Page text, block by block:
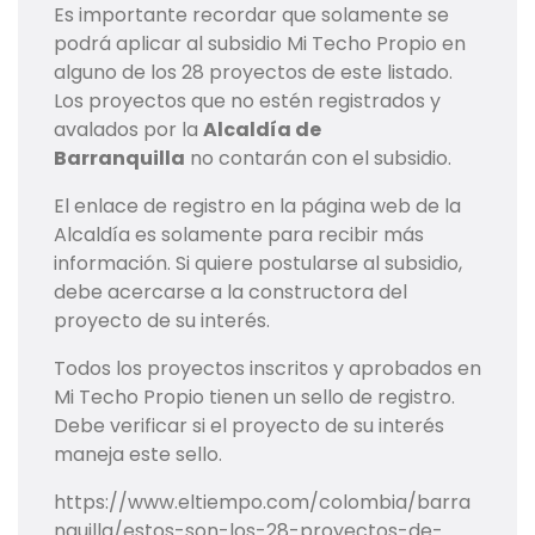
Es importante recordar que solamente se
podrá aplicar al subsidio Mi Techo Propio en
alguno de los 28 proyectos de este listado.
Los proyectos que no estén registrados y
avalados por la Alcaldía de
Barranquilla no contarán con el subsidio.
El enlace de registro en la página web de la
Alcaldía es solamente para recibir más
información. Si quiere postularse al subsidio,
debe acercarse a la constructora del
proyecto de su interés.
Todos los proyectos inscritos y aprobados en
Mi Techo Propio tienen un sello de registro.
Debe verificar si el proyecto de su interés
maneja este sello.
https://www.eltiempo.com/colombia/barra